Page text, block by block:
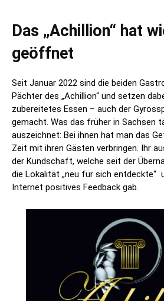
Das „Achillion“ hat
geöffnet
Seit Januar 2022 sind die beiden
Pächter des „Achillion“ und setzen
zubereitetes Essen – auch der
gemacht. Was das früher in Sachsen
auszeichnet: Bei ihnen hat man das
Zeit mit ihren Gästen verbringen. Ihr
der Kundschaft, welche seit der
die Lokalität „neu für sich entdeckte“
Internet positives Feedback gab.